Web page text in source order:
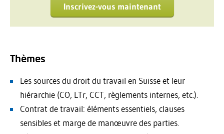
Inscrivez-vous maintenant
Thèmes
Les sources du droit du travail en Suisse et leur
hiérarchie (CO, LTr, CCT, règlements internes, etc.).
Contrat de travail: éléments essentiels, clauses
sensibles et marge de manœuvre des parties.